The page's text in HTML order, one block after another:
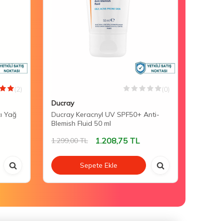
(2)
Yağ
(0)
Ducray
Ducray Keracnyl UV SPF50+ Anti-
Blemish Fluid 50 ml
1.299,00TL 1.208,75 TL
Sepete Ekle